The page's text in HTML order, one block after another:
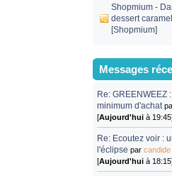
Shopmium -
dessert
[Shopmium]
Messages
Re: GREENWEEZ
minimum d'achat
[Aujourd'hui à
Re: Ecoutez voir :
l'éclipse parcandide
[Aujourd'hui à